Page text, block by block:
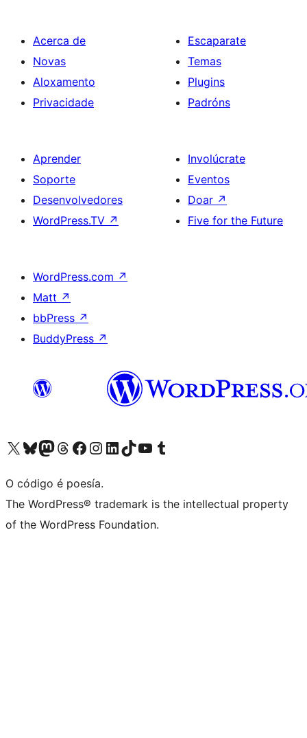
Acerca de
Novas
Aloxamento
Privacidade
Escaparate
Temas
Plugins
Padróns
Aprender
Soporte
Desenvolvedores
WordPress.TV ↗
Involúcrate
Eventos
Doar ↗
Five for the Future
WordPress.com ↗
Matt ↗
bbPress ↗
BuddyPress ↗
Visita la cuenta de X (anteriormente Twitter)
Visita a nosa conta de Bluesky
Visita a nosa conta de Mastodon
Visita a nosa conta de Threads
Visita a nosa páxina de Facebook
Visita a nosa conta de Instagram
Visita a nosa conta de LinkedIn
Visita a nosa conta de TikTok
Visita a nosa canle de YouTube
Visita a nosa conta de Tumblr
O código é poesía.
The WordPress® trademark is the intellectual property
of the WordPress Foundation.